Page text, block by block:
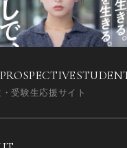
受験生応援サイト